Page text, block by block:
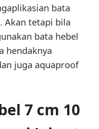
bata
Akan tetapi bila
bata hebel
hendaknya
juga aquaproof
7 cm 10